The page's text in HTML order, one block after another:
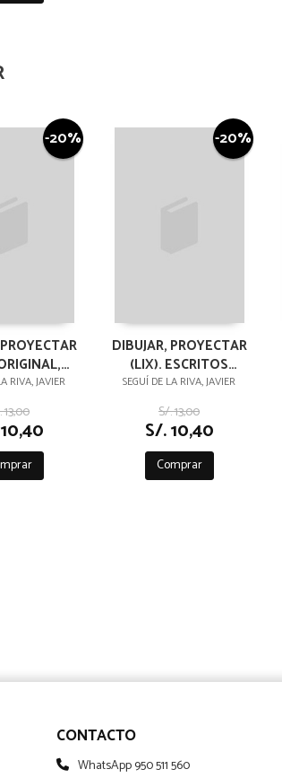
-20%
RIVA, JAVIER
13,00
-20%
DIBUJAR, PROYECTAR
(LIX). ESCRITOS
CRÍTICOS (I)
SEGUÍ DE LA RIVA, JAVIER
S/. 13,00
S/. 10,40
Comprar
CONTACTO
WhatsApp 950 511 560